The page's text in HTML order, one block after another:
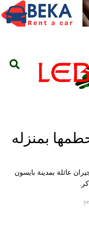
بمنزله
عائلة بمدينة بايسون